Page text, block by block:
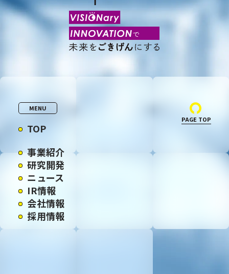
MENU
TOP
事業紹介
研究開発
ニュース
IR情報
会社情報
採用情報
PAGE TOP